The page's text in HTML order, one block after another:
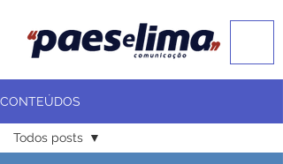
CONTEÚDOS
Todos posts